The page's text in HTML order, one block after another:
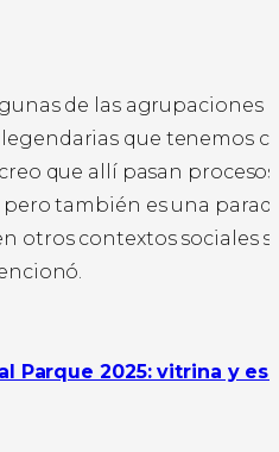
de las agrupaciones
que tenemos
que allí pasan
también es una
otros contextos sociales
Parque 2025: vitrina y